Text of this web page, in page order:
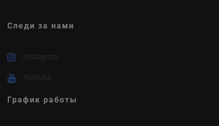
Следи за нами
Instagram
Youtube
График работы